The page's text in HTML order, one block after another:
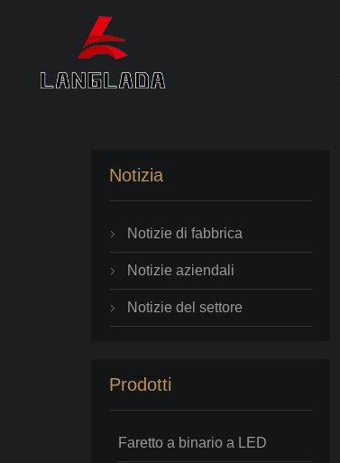
Notizia
 Notizie di fabbrica
 Notizie aziendali
 Notizie del settore
Prodotti
Faretto a binario a LED